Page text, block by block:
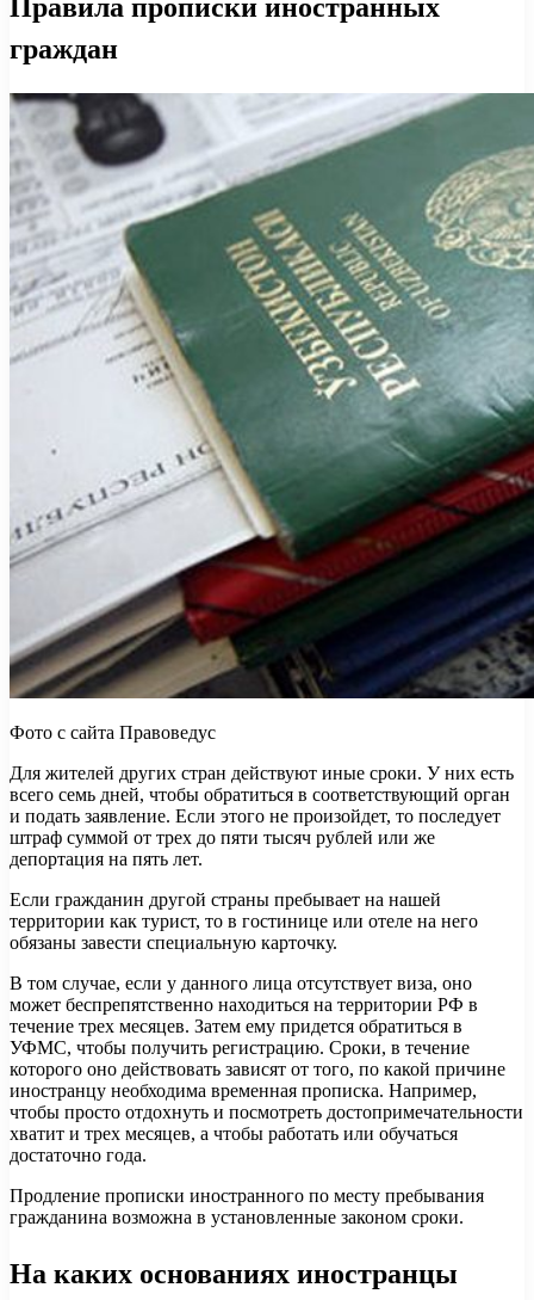
граждан
Фото с сайта Правоведус
Для жителей других стран действуют иные сроки. У них есть
всего семь дней, чтобы обратиться в соответствующий орган
и подать заявление. Если этого не произойдет, то последует
штраф суммой от трех до пяти тысяч рублей или же
депортация на пять лет.
Если гражданин другой страны пребывает на нашей
территории как турист, то в гостинице или отеле на него
обязаны завести специальную карточку.
В том случае, если у данного лица отсутствует виза, оно
может беспрепятственно находиться на территории РФ в
течение трех месяцев. Затем ему придется обратиться в
УФМС, чтобы получить регистрацию. Сроки, в течение
которого оно действовать зависят от того, по какой причине
иностранцу необходима временная прописка. Например,
чтобы просто отдохнуть и посмотреть достопримечательности
хватит и трех месяцев, а чтобы работать или обучаться
достаточно года.
Продление прописки иностранного по месту пребывания
гражданина возможна в установленные законом сроки.
На каких основаниях иностранцы